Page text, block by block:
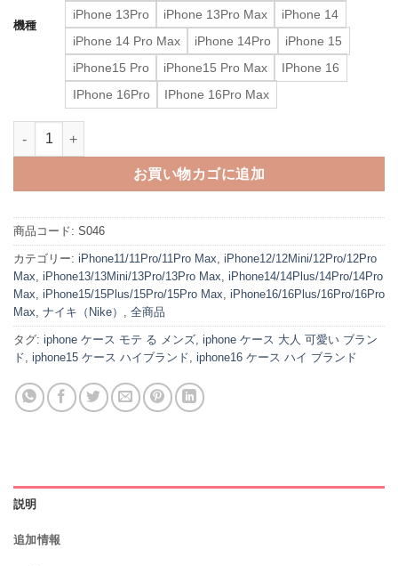
機種
iPhone 13Pro
iPhone 13Pro Max
iPhone 14
iPhone 14 Pro Max
iPhone 14Pro
iPhone 15
iPhone15 Pro
iPhone15 Pro Max
IPhone 16
IPhone 16Pro
IPhone 16Pro Max
iphone16ケース ナイキ adidas iphone15/14proケース iphoneケ
お買い物カゴに追加
商品コード: S046
カテゴリー: iPhone11/11Pro/11Pro Max, iPhone12/12Mini/12Pro/12Pro
Max, iPhone13/13Mini/13Pro/13Pro Max, iPhone14/14Plus/14Pro/14Pro
Max, iPhone15/15Plus/15Pro/15Pro Max, iPhone16/16Plus/16Pro/16Pro
Max, ナイキ（Nike） , 全商品
タグ: iphone ケース モテ る メンズ, iphone ケース 大人 可愛い ブラン
ド, iphone15 ケース ハイブランド, iphone16 ケース ハイ ブランド
説明
追加情報